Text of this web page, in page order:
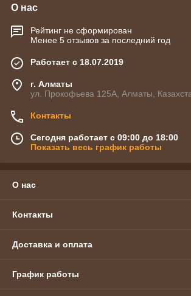
О нас
Рейтинг не сформирован
Менее 5 отзывов за последний год
Работает с 18.07.2019
г. Алматы
ул. Прокофьева 125А, Алматы,
Контакты
Сегодня работает с 09:00 до 18:00
Показать весь график работы
О нас
Контакты
Доставка и оплата
График работы